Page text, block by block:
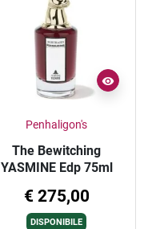
Penhaligon's
The Bewitching
YASMINE Edp 75ml
€ 275,00
DISPONIBILE